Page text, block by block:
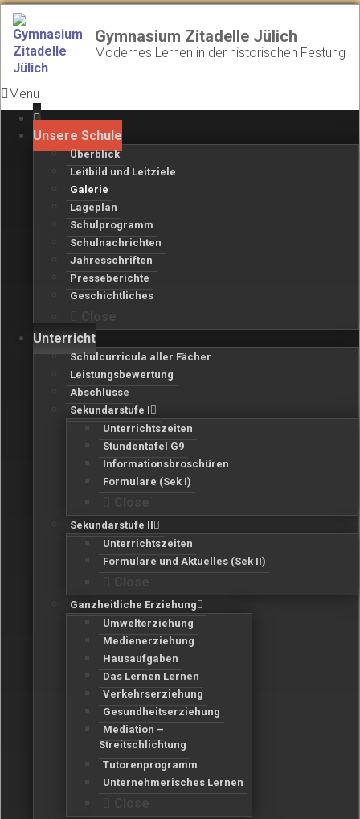
Gymnasium Zitadelle Jülich
Modernes Lernen in der historischen Festung
Menu
Unsere Schule
Überblick
Leitbild und Leitziele
Galerie
Lageplan
Schulprogramm
Schulnachrichten
Jahresschriften
Presseberichte
Geschichtliches
Unterricht
Schulcurricula aller Fächer
Leistungsbewertung
Abschlüsse
Sekundarstufe I
Unterrichtszeiten
Stundentafel G9
Informationsbroschüren
Formulare (Sek I)
Sekundarstufe II
Unterrichtszeiten
Formulare und Aktuelles (Sek II)
Ganzheitliche Erziehung
Umwelterziehung
Medienerziehung
Hausaufgaben
Das Lernen Lernen
Verkehrserziehung
Gesundheitserziehung
Mediation –
Streitschlichtung
Tutorenprogramm
Unternehmerisches Lernen